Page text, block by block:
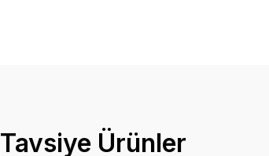
Tavsiye Ürünler